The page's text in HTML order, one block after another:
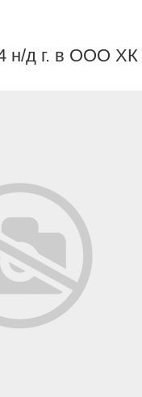
н/д г. в ООО